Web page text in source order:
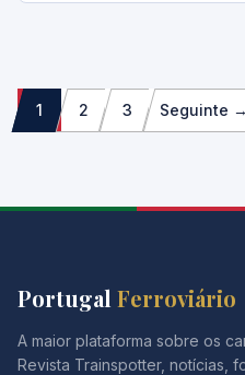
Paginação
dos
1 2 3 Seguinte →
Portugal Ferroviário
A maior plataforma sobre os
Revista Trainspotter, notícias,